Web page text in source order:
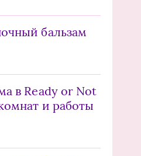
бальзам
в Ready or Not
и работы